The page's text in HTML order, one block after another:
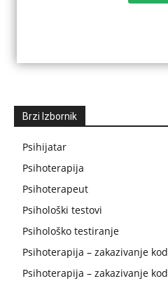
Brzi Izbornik
Psihijatar
Psihoterapija
Psihoterapeut
Psihološki testovi
Psihološko testiranje
Psihoterapija – zakazivanje
Psihoterapija – zakazivanje